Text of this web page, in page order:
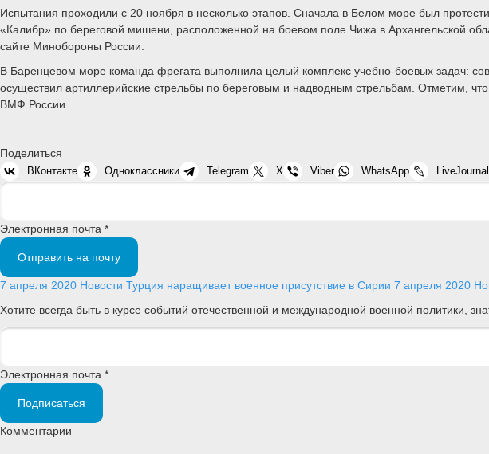
Испытания проходили с 20 ноября в несколько этапов. Сначала в Белом море был
«Калибр» по береговой мишени, расположенной на боевом поле Чижа в Архангельской
сайте Минобороны России.
В Баренцевом море команда фрегата выполнила целый комплекс учебно-боевых задач:
осуществил артиллерийские стрельбы по береговым и надводным стрельбам. Отметим,
ВМФ России.
Поделиться
ВКонтакте Одноклассники Telegram X Viber WhatsApp LiveJournal
Электронная почта *
Отправить на почту
7 апреля 2020 Новости Турция наращивает военное присутствие в Сирии 7 апреля 2020
Хотите всегда быть в курсе событий отечественной и международной военной
Электронная почта *
Подписаться
Комментарии